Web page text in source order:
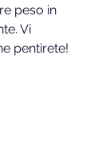
peso in
Vi
pentirete!